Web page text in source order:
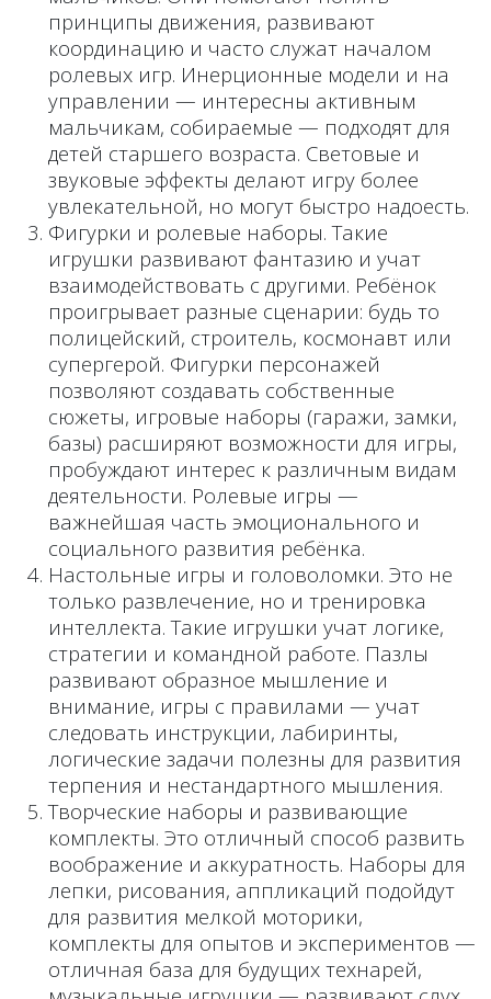
принципы движения, развивают
координацию и часто служат началом
ролевых игр. Инерционные модели и на
управлении — интересны активным
мальчикам, собираемые — подходят для
детей старшего возраста. Световые и
звуковые эффекты делают игру более
увлекательной, но могут быстро надоесть.
Фигурки и ролевые наборы. Такие
игрушки развивают фантазию и учат
взаимодействовать с другими. Ребёнок
проигрывает разные сценарии: будь то
полицейский, строитель, космонавт или
супергерой. Фигурки персонажей
позволяют создавать собственные
сюжеты, игровые наборы (гаражи, замки,
базы) расширяют возможности для игры,
пробуждают интерес к различным видам
деятельности. Ролевые игры —
важнейшая часть эмоционального и
социального развития ребёнка.
Настольные игры и головоломки. Это не
только развлечение, но и тренировка
интеллекта. Такие игрушки учат логике,
стратегии и командной работе. Пазлы
развивают образное мышление и
внимание, игры с правилами — учат
следовать инструкции, лабиринты,
логические задачи полезны для развития
терпения и нестандартного мышления.
Творческие наборы и развивающие
комплекты. Это отличный способ развить
воображение и аккуратность. Наборы для
лепки, рисования, аппликаций подойдут
для развития мелкой моторики,
комплекты для опытов и экспериментов —
отличная база для будущих технарей,